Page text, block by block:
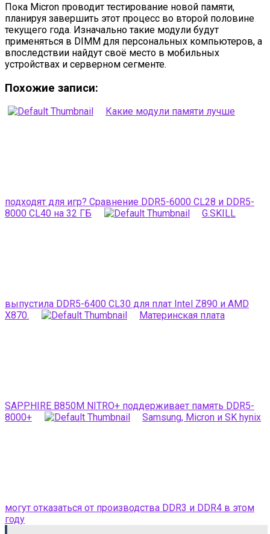
Пока Micron проводит тестирование новой памяти,
планируя завершить этот процесс во второй половине
текущего года. Изначально такие модули будут
применяться в DIMM для персональных компьютеров, а
впоследствии найдут своё место в мобильных
устройствах и серверном сегменте.
Похожие записи:
Какие модули памяти лучше
подходят для игр? Сравнение DDR5-6000 CL28 и DDR5-
8000 CL40 на 32 ГБ
G.SKILL
выпустила DDR5-6400 CL30 для плат Intel Z890 и AMD
X870.
Материнская плата
SAPPHIRE B850M NITRO+ поддерживает память DDR5-
8000+
Samsung, Micron и SK hynix
могут отказаться от производства DDR3 и DDR4 в этом
году